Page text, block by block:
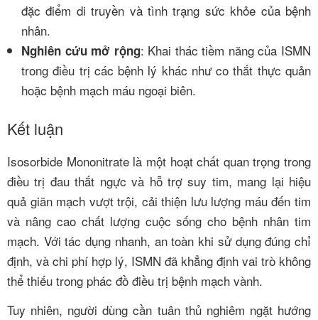
đặc điểm di truyền và tình trạng sức khỏe của bệnh
nhân.
Nghiên cứu mở rộng: Khai thác tiềm năng của ISMN
trong điều trị các bệnh lý khác như co thắt thực quản
hoặc bệnh mạch máu ngoại biên.
Kết luận
Isosorbide Mononitrate là một hoạt chất quan trọng trong
điều trị đau thắt ngực và hỗ trợ suy tim, mang lại hiệu
quả giãn mạch vượt trội, cải thiện lưu lượng máu đến tim
và nâng cao chất lượng cuộc sống cho bệnh nhân tim
mạch. Với tác dụng nhanh, an toàn khi sử dụng đúng chỉ
định, và chi phí hợp lý, ISMN đã khẳng định vai trò không
thể thiếu trong phác đồ điều trị bệnh mạch vành.
Tuy nhiên, người dùng cần tuân thủ nghiêm ngặt hướng